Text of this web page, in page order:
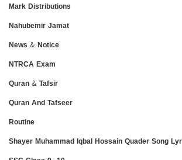
Mark Distributions
Nahubemir Jamat
News & Notice
NTRCA Exam
Quran & Tafsir
Quran And Tafseer
Routine
Shayer Muhammad Iqbal Hossain Quader Song